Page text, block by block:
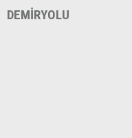
DEMİRYOLU